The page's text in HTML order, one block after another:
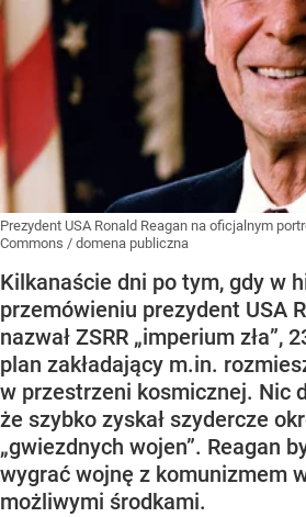
Prezydent USA Ronald Reagan na oficjalnym
Commons / domena publiczna
Kilkanaście dni po tym, gdy w
przemówieniu prezydent USA
nazwał ZSRR „imperium zła”,
plan zakładający m.in.
w przestrzeni kosmicznej. Nic
że szybko zyskał szydercze
„gwiezdnych wojen”. Reagan
wygrać wojnę z komunizmem
możliwymi środkami.